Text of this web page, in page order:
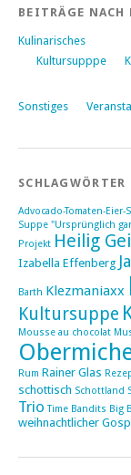
BEITRÄGE NACH
Kulinarisches
Kultursupppe
Sonstiges
SCHLAGWÖRTER
Advocado-Tomaten-Eier-
Suppe "Ursprünglich
Projekt Heilig
Izabella Effenberg
Barth Klezmaniaxx
Kultursuppe
Mousse au chocolat
Rum Rainer Glas
schottisch Schottland
Trio Time Bandits Big
weihnachtlicher